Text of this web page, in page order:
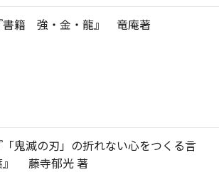
書籍 強・金・龍』 竜庵著
「鬼滅の刃」の折れない心をつくる言
』 藤寺郁光 著